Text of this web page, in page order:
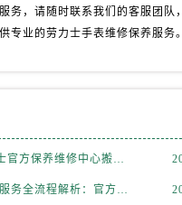
务，请随时联系我们的客服团队
专业的劳力士手表维修保养服务。
2026年6月劳力士官方保养维修中心搬迁及新开网点补充最终告知文件
劳力士售后客户服务全流程解析：官方电话与全国服务网点布局（2026年6月最新更新）